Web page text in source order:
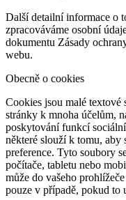
Další detailní informace o
zpracováváme osobní
dokumentu Zásady
webu.
Obecně o cookies
Cookies jsou malé
stránky k mnoha účelům,
poskytování funkcí
některé slouží k tomu, aby
preference. Tyto soubory
počítače, tabletu nebo
může do vašeho
pouze v případě, pokud to